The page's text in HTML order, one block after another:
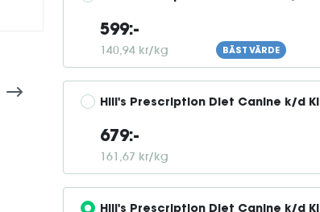
599:-
140,94 kr/kg BÄST VÄRDE
Hill's Prescription Diet Canine k/d
679:-
161,67 kr/kg
Hill's Prescription Diet Canine k/d